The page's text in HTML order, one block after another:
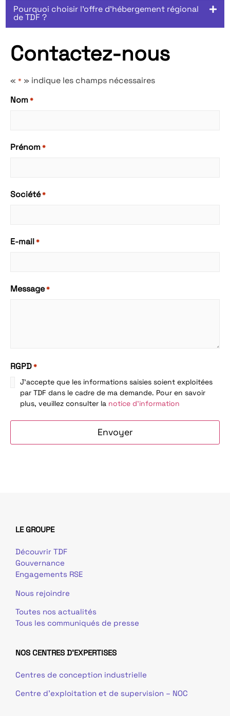
Pourquoi choisir l'offre d'hébergement régional
de TDF ?
Contactez-nous
« * » indique les champs nécessaires
Nom*
Prénom*
Société*
E-mail*
Message*
RGPD*
J'accepte que les informations saisies soient exploitées
par TDF dans le cadre de ma demande. Pour en savoir
plus, veuillez consulter la notice d'information
LE GROUPE
Découvrir TDF
Gouvernance
Engagements RSE
Nous rejoindre
Toutes nos actualités
Tous les communiqués de presse
NOS CENTRES D'EXPERTISES
Centres de conception industrielle
Centre d’exploitation et de supervision – NOC